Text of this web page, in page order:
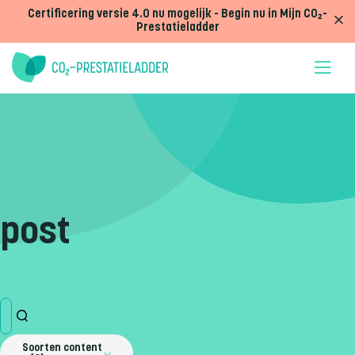
Certificering versie 4.0 nu mogelijk - Begin nu in Mijn CO₂-
Prestatieladder
post
Soorten content